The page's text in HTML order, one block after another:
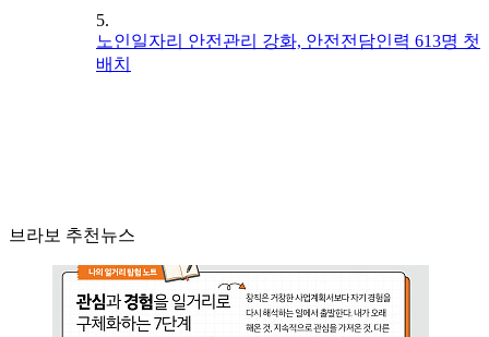
5.
노인일자리 안전관리 강화, 안전전담인력 613명 첫
배치
브라보 추천뉴스